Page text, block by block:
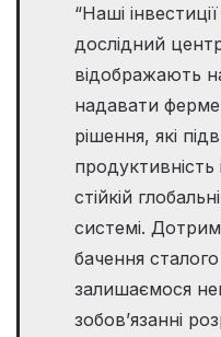
“Наші
дослідний
відображають
надавати
рішення, які
продуктивність
стійкій
системі.
бачення
залишаємося
зобов’язанні